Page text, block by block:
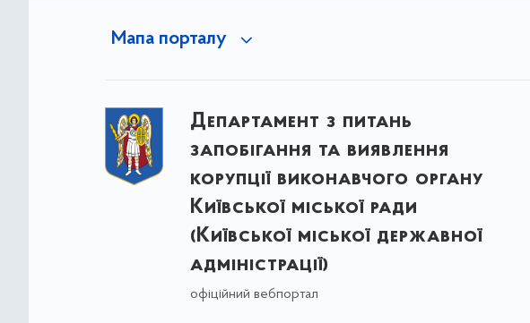
Мапа порталу
Департамент з питань
запобігання та виявлення
корупції виконавчого органу
Київської міської ради
(Київської міської державної
адміністрації)
офіційний вебпортал